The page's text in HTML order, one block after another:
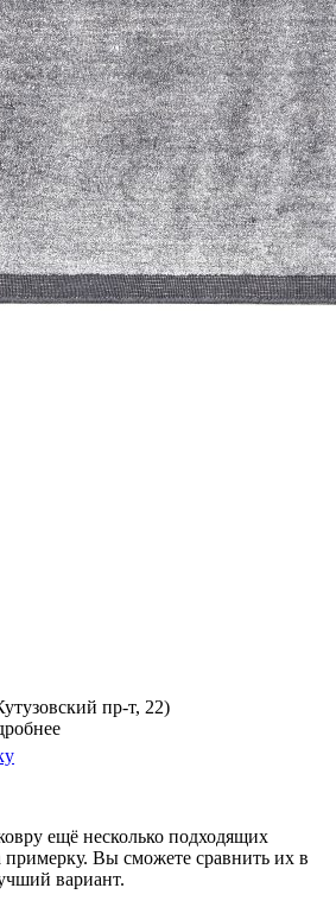
пр-т, 22)
ещё несколько подходящих
Вы сможете сравнить их в
вариант.